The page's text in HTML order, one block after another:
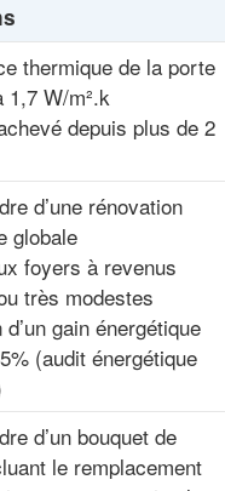
thermique de la porte
1,7 W/m².k
depuis plus de 2
d’une rénovation
globale
foyers à revenus
très modestes
gain énergétique
(audit énergétique
d’un bouquet de
le remplacement